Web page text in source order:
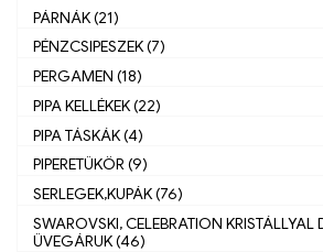
PÁRNÁK (21)
PÉNZCSIPESZEK (7)
PERGAMEN (18)
PIPA KELLÉKEK (22)
PIPA TÁSKÁK (4)
PIPERETÜKÖR (9)
SERLEGEK,KUPÁK (76)
SWAROVSKI, CELEBRATION KRISTÁLLYAL
ÜVEGÁRUK (46)